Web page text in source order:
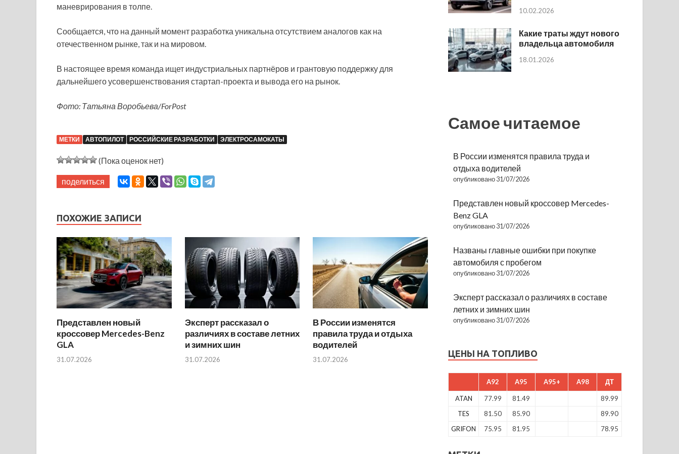
маневрирования в толпе.
Сообщается, что на данный момент разработка уникальна отсутствием аналогов как на
отечественном рынке, так и на мировом.
В настоящее время команда ищет индустриальных партнёров и грантовую поддержку для
дальнейшего усовершенствования стартап-проекта и вывода его на рынок.
Фото: Татьяна Воробьева/ForPost
МЕТКИ АВТОПИЛОТ РОССИЙСКИЕ РАЗРАБОТКИ ЭЛЕКТРОСАМОКАТЫ
(Пока оценок нет)
поделиться
ПОХОЖИЕ ЗАПИСИ
Представлен новый
кроссовер Mercedes-Benz
GLA
31.07.2026
Эксперт рассказал о
различиях в составе летних
и зимних шин
31.07.2026
В России изменятся
правила труда и отдыха
водителей
31.07.2026
10.02.2026
Какие траты ждут нового
владельца автомобиля
18.01.2026
Самое читаемое
В России изменятся правила труда и
отдыха водителей
опубликовано 31/07/2026
Представлен новый кроссовер Mercedes-
Benz GLA
опубликовано 31/07/2026
Названы главные ошибки при покупке
автомобиля с пробегом
опубликовано 31/07/2026
Эксперт рассказал о различиях в составе
летних и зимних шин
опубликовано 31/07/2026
ЦЕНЫ НА ТОПЛИВО
A92 A95 A95+ A98 ДТ
ATAN 77.99 81.49
89.99
TES
81.50 85.90
89.90
GRIFON
75.95 81.95 78.95